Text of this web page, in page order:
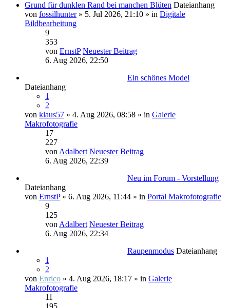
Grund für dunklen Rand bei manchen Blüten Dateianhang
von fossilhunter» 5. Jul 2026, 21:10 » in Digitale
Bildbearbeitung
9
353
von ErnstP Neuester Beitrag
6. Aug 2026, 22:50
Ein schönes Model
Dateianhang
1
2
von klaus57 » 4. Aug 2026, 08:58 » in Galerie
Makrofotografie
17
227
von Adalbert Neuester Beitrag
6. Aug 2026, 22:39
Neu im Forum - Vorstellung
Dateianhang
von ErnstP» 6. Aug 2026, 11:44 » in Portal Makrofotografie
9
125
von Adalbert Neuester Beitrag
6. Aug 2026, 22:34
Raupenmodus Dateianhang
1
2
von Enrico » 4. Aug 2026, 18:17 » in Galerie
Makrofotografie
11
195